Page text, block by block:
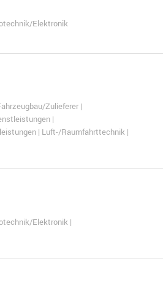
Elektronik
Zulieferer |
|
| Luft-/Raumfahrttechnik |
Elektronik |